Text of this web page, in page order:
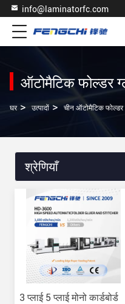
info@laminatorfc.com
ऑटोमैटिक फोल्डर
घर > उत्पादों > चीन ऑटोमैटिक फोल्डर
श्रेणियाँ
3 प्लाई 5 प्लाई मोनो कार्डबोर्ड